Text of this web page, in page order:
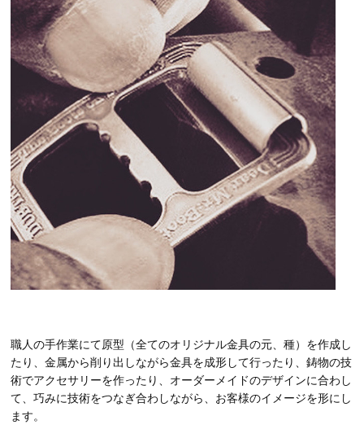
職人の手作業にて原型（全てのオリジナル金具の元、種）を作成し
たり、金属から削り出しながら金具を成形して行ったり、鋳物の技
術でアクセサリーを作ったり、オーダーメイドのデザインに合わし
て、巧みに技術をつなぎ合わしながら、お客様のイメージを形にし
ます。